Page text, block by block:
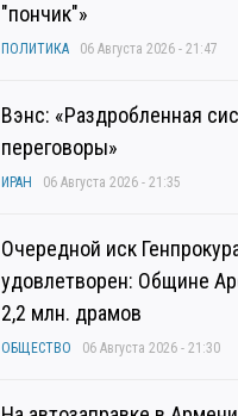
"пончик"»
ПОЛИТИКА 06 Августа 2026 - 21:47
Вэнс: «Раздробленная
переговоры»
ИРАН 06 Августа 2026 - 21:35
Очередной иск
удовлетворен: Общине
2,2 млн. драмов
ОБЩЕСТВО 06 Августа 2026 - 21:30